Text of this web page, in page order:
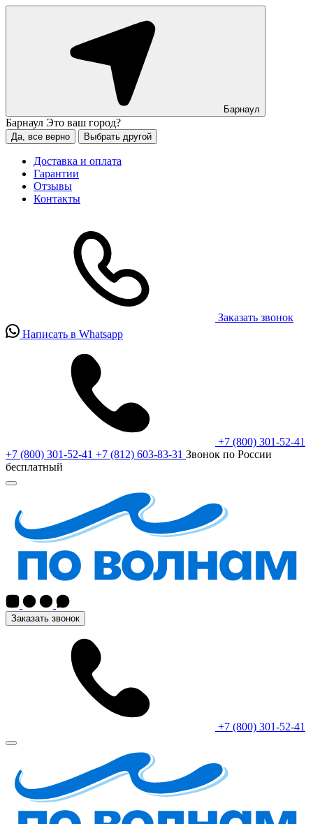
Барнаул
Барнаул Это ваш город?
Да, все верно Выбрать другой
Доставка и оплата
Гарантии
Отзывы
Контакты
Заказать звонок
Написать в Whatsapp
+7 (800) 301-52-41
+7 (800) 301-52-41 +7 (812) 603-83-31 Звонок по России
бесплатный
Заказать звонок
+7 (800) 301-52-41